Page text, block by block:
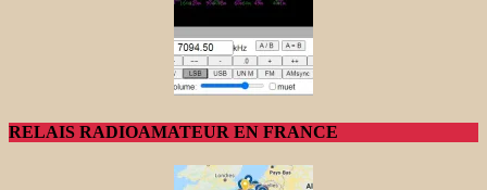
RELAIS RADIOAMATEUR EN FRANCE